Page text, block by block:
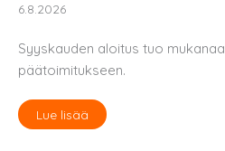
6.8.2026
Syyskauden aloitus tuo
päätoimitukseen.
Lue lisää